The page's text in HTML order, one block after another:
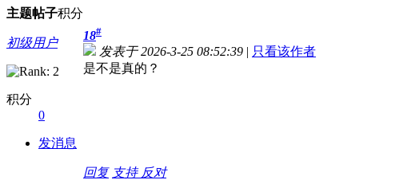
主题帖子积分
初级用户
积分
0
发消息
18#
发表于 2026-3-25 08:52:39 | 只看该作者
是不是真的？
回复 支持 反对